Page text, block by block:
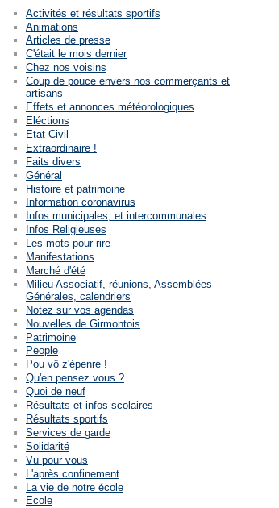
Activités et résultats sportifs
Animations
Articles de presse
C'était le mois dernier
Chez nos voisins
Coup de pouce envers nos commerçants et
artisans
Effets et annonces météorologiques
Eléctions
Etat Civil
Extraordinaire !
Faits divers
Général
Histoire et patrimoine
Information coronavirus
Infos municipales, et intercommunales
Infos Religieuses
Les mots pour rire
Manifestations
Marché d'été
Milieu Associatif, réunions, Assemblées
Générales, calendriers
Notez sur vos agendas
Nouvelles de Girmontois
Patrimoine
People
Pou vô z'épenre !
Qu'en pensez vous ?
Quoi de neuf
Résultats et infos scolaires
Résultats sportifs
Services de garde
Solidarité
Vu pour vous
L'après confinement
La vie de notre école
Ecole